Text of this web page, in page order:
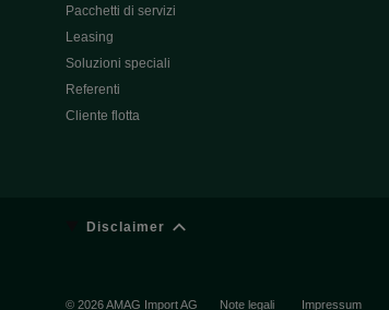
Pacchetti di servizi
Leasing
Soluzioni speciali
Referenti
Cliente flotta
Disclaimer
© 2026 AMAG Import AG Note legali Impressum